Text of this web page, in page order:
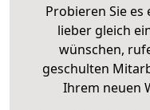
Probieren Sie es
lieber gleich
wünschen,
geschulten
Ihrem neuen